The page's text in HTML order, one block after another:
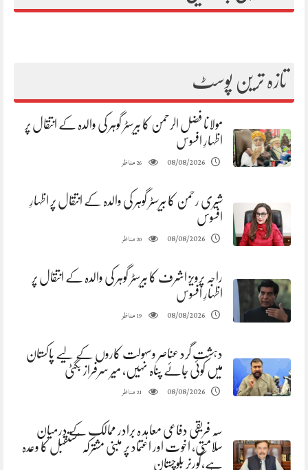
تازہ ترین پوسٹ
مولانا فضل الرحمن کا بیرسٹر گوہر کی والدہ کے انتقال پر
اظہارِ افسوس
08/08/2026
26مناظر
شیری رحمن کا بیرسٹر گوہر کی والدہ کے انتقال پر اظہارِ
افسوس
08/08/2026
20مناظر
راجہ پرویز اشرف کا بیرسٹر گوہر کی والدہ کے انتقال پر
اظہارِ افسوس
08/08/2026
19مناظر
دہشت گرد عناصر وسہولت کاروں کے لیے پاکستان
میں کوئی جائے پناہ نہیں، میر سرفراز بگٹی
08/08/2026
21مناظر
سہ فریقی دفاعی معاہد ہ برادر ممالک کے درمیان
سلامتی، اخوت اور اعتماد پر مبنی مشترکہ مستقبل کا وعدہ
ہے،گورنر بلوچستان